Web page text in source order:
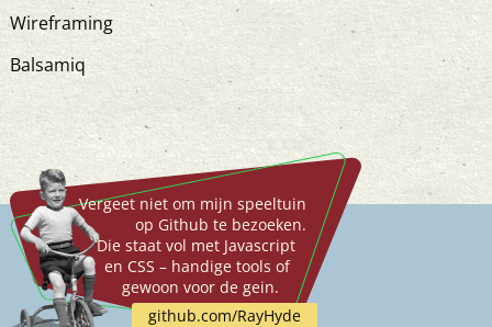
Wireframing
Balsamiq
Vergeet niet om mijn speeltuin
op Github te bezoeken.
Die staat vol met Javascript
en CSS – handige tools of
gewoon voor de gein.
github.com/RayHyde